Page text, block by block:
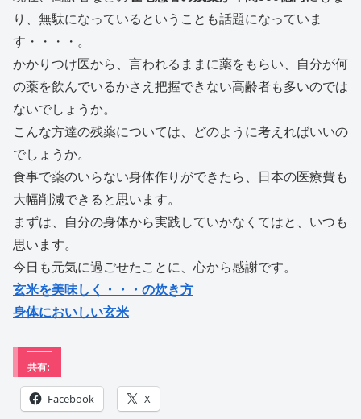
り、無駄になっているということも話題になっていま
す・・・・。
かかりつけ医から、言われるままに薬をもらい、自分が何
の薬を飲んでいるかさえ把握できない高齢者も多いのでは
ないでしょうか。
こんな方達の残薬については、どのように考えればいいの
でしょうか。
食事で薬のいらない身体作りができたら、日本の医療費も
大幅削減できると思います。
まずは、自分の身体から実践していかなくてはと、いつも
思います。
今日も元気に過ごせたことに、心から感謝です。
玄米を美味しく・・・の炊き方
身体においしい玄米
共有:
Facebook X